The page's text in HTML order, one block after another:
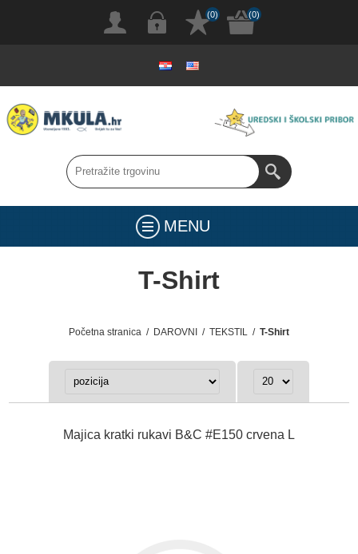
(0) (0)
MENU
T-Shirt
Početna stranica / DAROVNI / TEKSTIL / T-Shirt
Majica kratki rukavi B&C #E150 crvena L